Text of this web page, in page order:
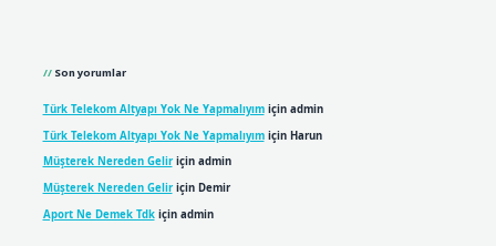
Son yorumlar
Türk Telekom Altyapı Yok Ne Yapmalıyımiçin admin
Türk Telekom Altyapı Yok Ne Yapmalıyımiçin Harun
Müşterek Nereden Geliriçin admin
Müşterek Nereden Geliriçin Demir
Aport Ne Demek Tdkiçin admin